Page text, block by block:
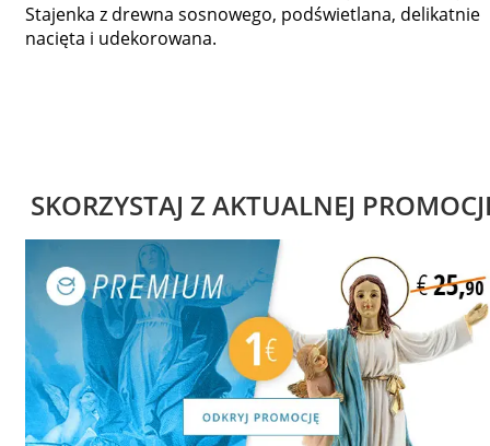
Stajenka z drewna sosnowego, podświetlana, delikatnie
nacięta i udekorowana.
SKORZYSTAJ Z AKTUALNEJ